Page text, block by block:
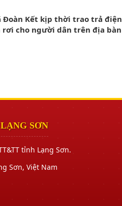
Đoàn Kết kịp thời trao trả điện
cho người dân trên địa bàn
SƠN
tỉnh Lạng Sơn.
Sơn, Việt Nam